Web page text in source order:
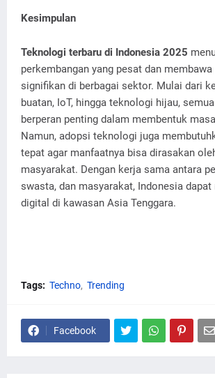
Kesimpulan
Teknologi terbaru di Indonesia 2025
perkembangan yang pesat dan membawa
signifikan di berbagai sektor. Mulai dari
buatan, IoT, hingga teknologi hijau,
berperan penting dalam membentuk
Namun, adopsi teknologi juga
tepat agar manfaatnya bisa dirasakan
masyarakat. Dengan kerja sama antara
swasta, dan masyarakat, Indonesia
digital di kawasan Asia Tenggara.
Tags: Techno Trending
Facebook